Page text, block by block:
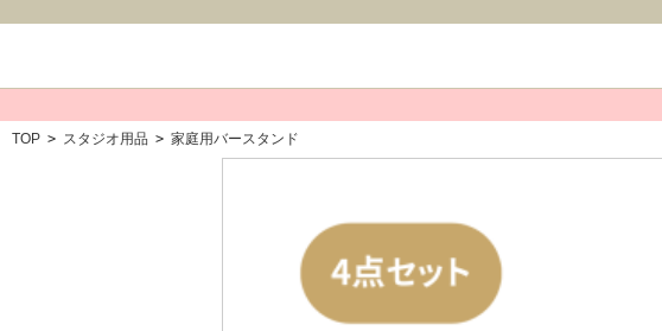
TOP > スタジオ用品 > 家庭用バースタンド